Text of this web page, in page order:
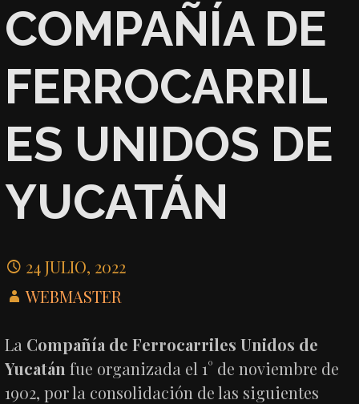
COMPAÑÍA DE
FERROCARRIL
ES UNIDOS DE
YUCATÁN
24 JULIO, 2022
WEBMASTER
La Compañía de Ferrocarriles Unidos de
Yucatán fue organizada el 1° de noviembre de
1902, por la consolidación de las siguientes